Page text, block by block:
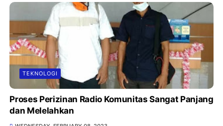
TEKNOLOGI
Proses Perizinan Radio Komunitas Sangat Panjang
dan Melelahkan